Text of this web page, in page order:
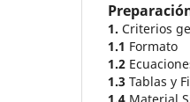
1. Criterios
1.1 Formato
1.2
1.3 Tablas y